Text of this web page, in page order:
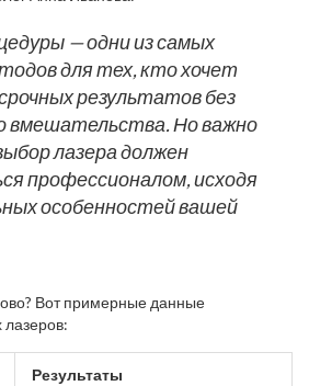
лазериспользуется для
— одни из самых
для тех, кто хочет
результатов без
вмешательства. Но важно
лазера должен
профессионалом, исходя
особенностей вашей
Вот примерные данные
Результаты